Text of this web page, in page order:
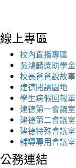
線上專區
校內直播專區
吳鴻麟獎助學金
校長爸爸說故事
建德閱讀園地
學生病假回報單
建德第一會議室
建德第二會議室
建德特殊會議室
輔導專用會議室
公務連結